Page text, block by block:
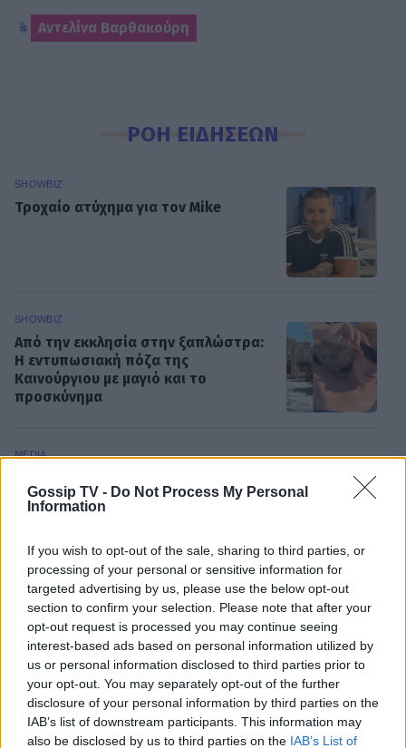
Gossip TV - Do Not Process My Personal
Information
If you wish to opt-out of the sale, sharing to third parties, or
processing of your personal or sensitive information for
targeted advertising by us, please use the below opt-out
section to confirm your selection. Please note that after your
opt-out request is processed you may continue seeing
interest-based ads based on personal information utilized by
us or personal information disclosed to third parties prior to
your opt-out. You may separately opt-out of the further
disclosure of your personal information by third parties on the
IAB’s list of downstream participants. This information may
also be disclosed by us to third parties on the IAB’s List of
Αντελίνα Βαρθακούρη
ΡΟΗ ΕΙΔΗΣΕΩΝ
SHOWBIZ
Τροχαίο ατύχημα για τον Mike
SHOWBIZ
Από την εκκλησία στην ξαπλώστρα:
Η εντυπωσιακή πόζα της
Καινούργιου με μαγιό και το
προσκύνημα
MEDIA
της πρεμιέρας
SHOWBIZ
Κρατερός Κατσούλης: «Δεν υπάρχει
πολύς χρόνος για προσωπική ζωή»
SHOWBIZ
ΟΛΕΣ ΟΙ ΕΙΔΗΣΕΙΣ